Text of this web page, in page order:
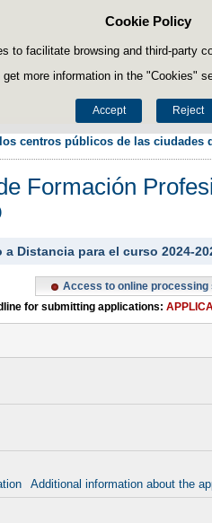
Cookie Policy
to facilitate browsing and third-party
get more information in the "Cookies"
Accept Reject
Skip to
centros públicos de las ciudades
Formación
Distancia para el curso 2024-
Access to online processing
for submitting applications:
Additional information about the